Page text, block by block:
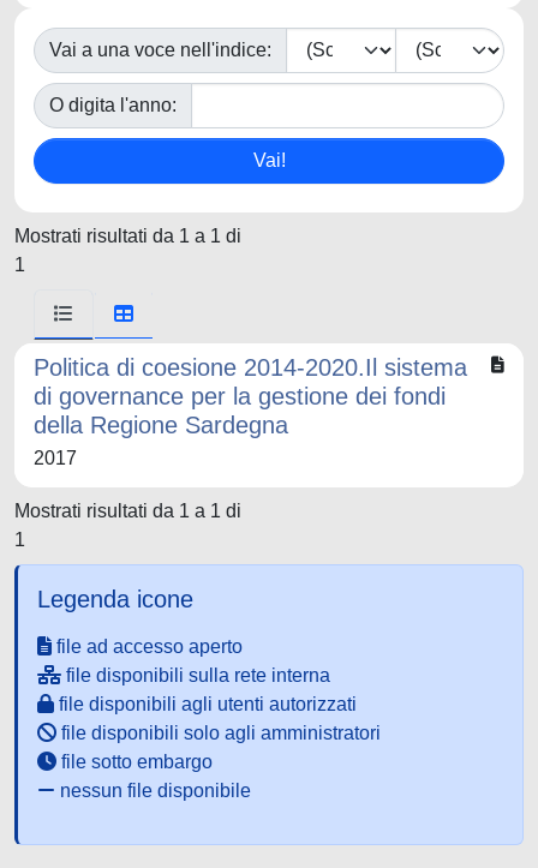
Vai a una voce nell'indice:
O digita l'anno:
Mostrati risultati da 1 a 1 di
1
Politica di coesione 2014-2020.Il sistema
di governance per la gestione dei fondi
della Regione Sardegna
2017
Mostrati risultati da 1 a 1 di
1
Legenda icone
file ad accesso aperto
file disponibili sulla rete interna
file disponibili agli utenti autorizzati
file disponibili solo agli amministratori
file sotto embargo
nessun file disponibile